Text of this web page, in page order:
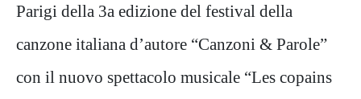
Parigi della 3a edizione del festival della
canzone italiana d’autore “Canzoni & Parole”
con il nuovo spettacolo musicale “Les copains